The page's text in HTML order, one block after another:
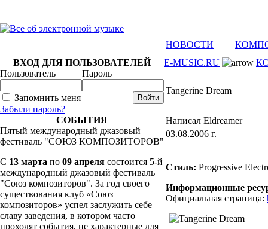
НОВОСТИ
ВХОД ДЛЯ ПОЛЬЗОВАТЕЛЕЙ
Пользователь
Пароль
Запомнить меня
Забыли пароль?
СОБЫТИЯ
Пятый международный джазовый
фестиваль "СОЮЗ КОМПОЗИТОРОВ"
C 13 марта по 09 апреля состоится 5-й
международный джазовый фестиваль
"Союз композиторов". За год своего
существования клуб «Союз
композиторов» успел заслужить себе
славу заведения, в котором часто
проходят события, не характерные для
E-MUSIC.RU
Tangerine Dream
Написал Eldreamer
03.08.2006 г.
Стиль: Progressive
Информационные
Официальная страница: